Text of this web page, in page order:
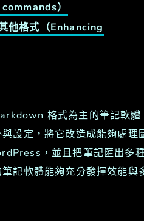
）
他格式（Enhancing
格式為主的筆記軟體
設定，將它改造成能夠處理
，並且把筆記匯出多
記軟體能夠充分發揮效能與